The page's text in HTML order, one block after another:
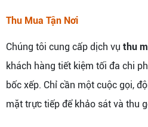
Thu Mua Tận Nơi
Chúng tôi cung cấp dịch vụ thu
khách hàng tiết kiệm tối đa chi
bốc xếp. Chỉ cần một cuộc gọi,
mặt trực tiếp để khảo sát và thu